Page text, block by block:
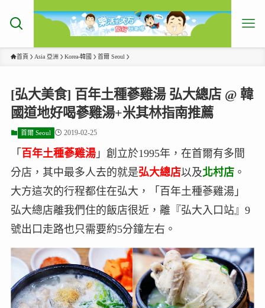
首頁 Asia 亞洲 Korea-韓國 首爾 Seoul
[弘大美食] 百年土種蔘雞湯 弘大總店 @ 韓
國道地好喝蔘雞湯+米其林指南推薦
首爾 Seoul 2019-02-25
「 百年土種蔘雞湯」創立於1995年，在首爾有多間
分店，其中最多人去的就是弘大總店以及北村店。
大方這次的行程都住在弘大，「百年土種蔘雞湯」
弘大總店離我們住的飯店很近，離『弘大入口站』9
號出口走路也只需要約5分鐘左右。